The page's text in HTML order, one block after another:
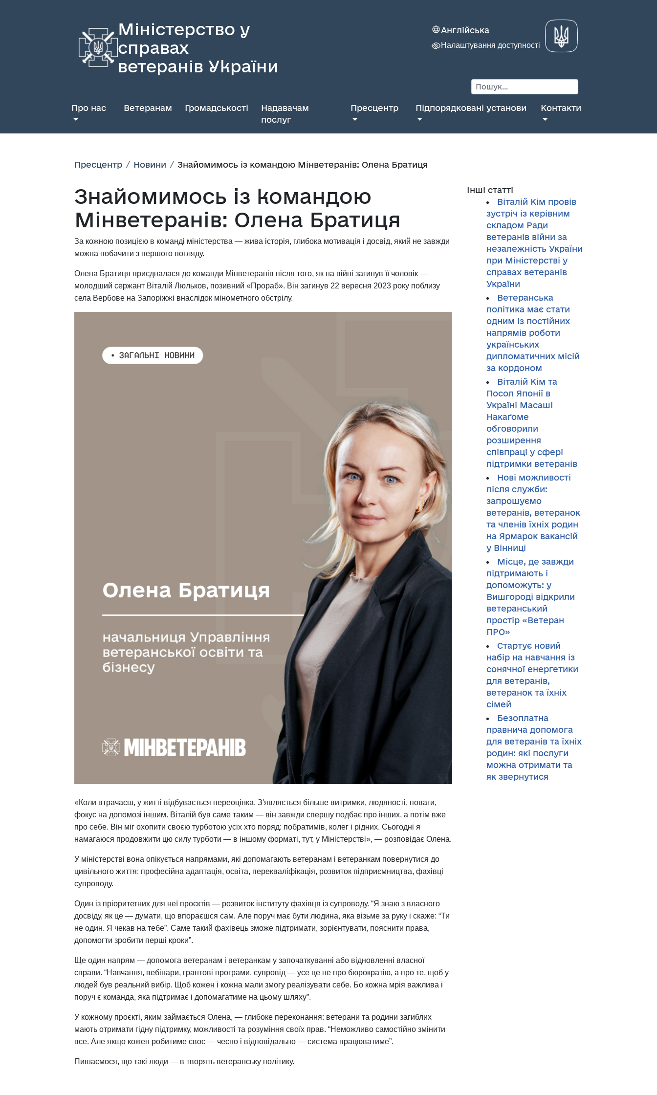
Міністерство у
справах
ветеранів України
Англійська
Налаштування доступності
Про нас Ветеранам Громадськості
Надавачам
послуг
Пресцентр Підпорядковані установи Контакти
Пресцентр Новини Знайомимось із командою Мінветеранів: Олена Братиця
Знайомимось із командою
Мінветеранів: Олена Братиця
За кожною позицією в команді міністерства — жива історія, глибока мотивація і досвід, який не завжди
можна побачити з першого погляду.
Олена Братиця приєдналася до команди Мінветеранів після того, як на війні загинув її чоловік —
молодший сержант Віталій Люльков, позивний «Прораб». Він загинув 22 вересня 2023 року поблизу
села Вербове на Запоріжжі внаслідок мінометного обстрілу.
«Коли втрачаєш, у житті відбувається переоцінка. З'являється більше витримки, людяності, поваги,
фокус на допомозі іншим. Віталій був саме таким — він завжди спершу подбає про інших, а потім вже
про себе. Він міг охопити своєю турботою усіх хто поряд: побратимів, колег і рідних. Сьогодні я
намагаюся продовжити цю силу турботи — в іншому форматі, тут, у Міністерстві», — розповідає Олена.
У міністерстві вона опікується напрямами, які допомагають ветеранам і ветеранкам повернутися до
цивільного життя: професійна адаптація, освіта, перекваліфікація, розвиток підприємництва, фахівці
супроводу.
Один із пріоритетних для неї проєктів — розвиток інституту фахівця із супроводу. “Я знаю з власного
досвіду, як це — думати, що впораєшся сам. Але поруч має бути людина, яка візьме за руку і скаже: “Ти
не один. Я чекав на тебе”. Саме такий фахівець зможе підтримати, зорієнтувати, пояснити права,
допомогти зробити перші кроки”.
Ще один напрям — допомога ветеранам і ветеранкам у започаткуванні або відновленні власної
справи. “Навчання, вебінари, грантові програми, супровід — усе це не про бюрократію, а про те, щоб у
людей був реальний вибір. Щоб кожен і кожна мали змогу реалізувати себе. Бо кожна мрія важлива і
поруч є команда, яка підтримає і допомагатиме на цьому шляху”.
У кожному проєкті, яким займається Олена, — глибоке переконання: ветерани та родини загиблих
мають отримати гідну підтримку, можливості та розуміння своїх прав. “Неможливо самостійно змінити
все. Але якщо кожен робитиме своє — чесно і відповідально — система працюватиме”.
Пишаємося, що такі люди — в творять ветеранську політику.
Інші статті
Віталій Кім провів
зустріч із керівним
складом Ради
ветеранів війни за
незалежність України
при Міністерстві у
справах ветеранів
України
Ветеранська
політика має стати
одним із постійних
напрямів роботи
українських
дипломатичних місій
за кордоном
Віталій Кім та
Посол Японії в
Україні Масаші
Накаґоме
обговорили
розширення
співпраці у сфері
підтримки ветеранів
Нові можливості
після служби:
запрошуємо
ветеранів, ветеранок
та членів їхніх родин
на Ярмарок вакансій
у Вінниці
Місце, де завжди
підтримають і
допоможуть: у
Вишгороді відкрили
ветеранський
простір «Ветеран
ПРО»
Стартує новий
набір на навчання із
сонячної енергетики
для ветеранів,
ветеранок та їхніх
сімей
Безоплатна
правнича допомога
для ветеранів та їхніх
родин: які послуги
можна отримати та
як звернутися